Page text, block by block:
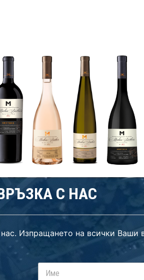
С НАС
Изпращането на всички Ваши